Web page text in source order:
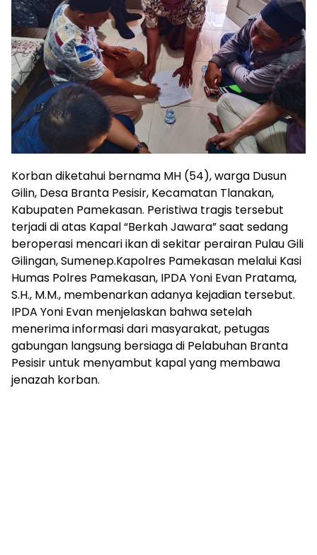
​Korban diketahui bernama MH (54), warga Dusun
Gilin, Desa Branta Pesisir, Kecamatan Tlanakan,
Kabupaten Pamekasan. Peristiwa tragis tersebut
terjadi di atas Kapal “Berkah Jawara” saat sedang
beroperasi mencari ikan di sekitar perairan Pulau Gili
Gilingan, Sumenep.​Kapolres Pamekasan melalui Kasi
Humas Polres Pamekasan, IPDA Yoni Evan Pratama,
S.H., M.M., membenarkan adanya kejadian tersebut.
IPDA Yoni Evan menjelaskan bahwa setelah
menerima informasi dari masyarakat, petugas
gabungan langsung bersiaga di Pelabuhan Branta
Pesisir untuk menyambut kapal yang membawa
jenazah korban.